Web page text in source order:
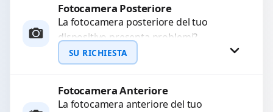
Procedi
Fotocamera Posteriore
La fotocamera posteriore del tuo
dispositivo presenta problemi?
Interveniamo per risolvere guasti come
immagini sfocate, messa a fuoco non
SU RICHIESTA
Richiedi Preventivo
Fotocamera Anteriore
La fotocamera anteriore del tuo